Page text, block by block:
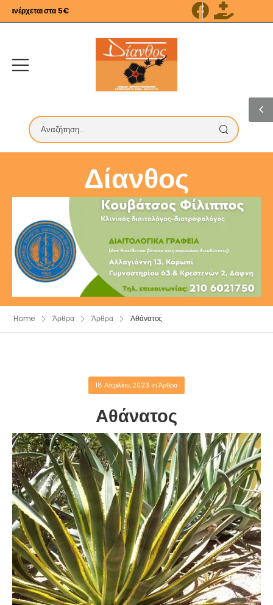
στα 5€
Δίανθος
Home Άρθρα Άρθρα Αθάνατος
18 Απριλίου, 2023 inΆρθρα
Αθάνατος